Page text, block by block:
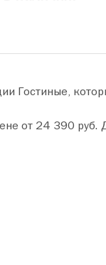
Гостиные,
за пару минут. Сделайте ваш дом